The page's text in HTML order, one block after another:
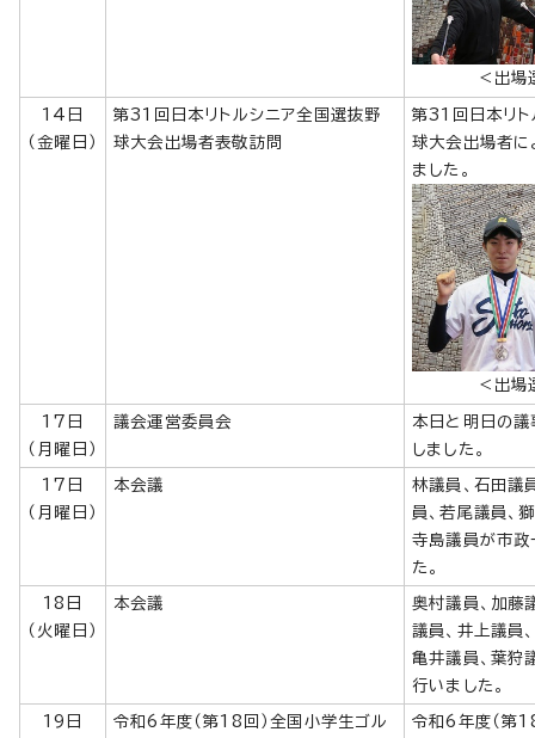
＜出場
14日
（金曜日）
第31回日本リトルシニア全国選抜野
球大会出場者表敬訪問
第31回日本リ
球大会出場者
ました。
＜出場
17日
（月曜日）
議会運営委員会
本日と明日の
しました。
17日
（月曜日）
本会議
林議員、石田議
員、若尾議員、
寺島議員が市政
た。
18日
（火曜日）
本会議
奥村議員、加藤
議員、井上議員
亀井議員、葉狩
行いました。
19日
令和6年度（第18回）全国小学生ゴル
令和6年度（第